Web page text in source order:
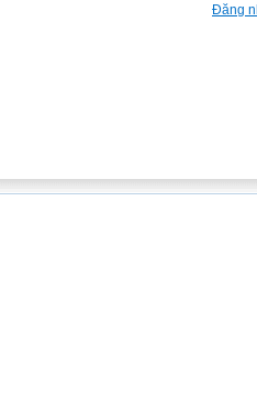
Đăng